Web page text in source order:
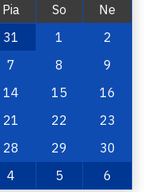
Pia So
Ne
31 1
2
7 8
9
14 15
16
21 22
23
28 29
30
4 5 6